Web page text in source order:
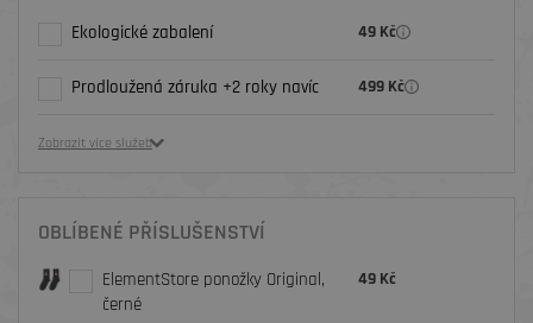
Ekologické zabalení 49 Kč
Prodloužená záruka +2 roky navíc 499 Kč
Zobrazit více služeb
OBLÍBENÉ PŘÍSLUŠENSTVÍ
ElementStore ponožky Original,
černé
49 Kč